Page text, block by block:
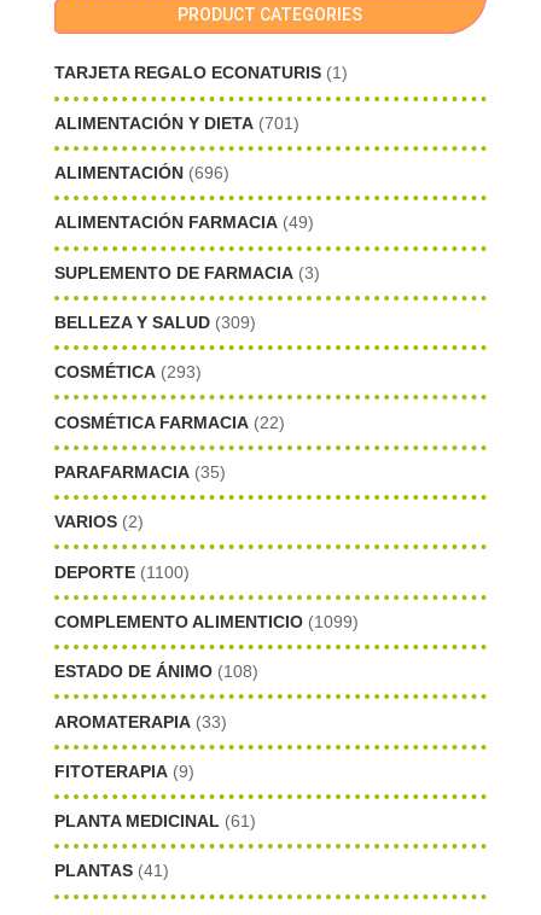
PRODUCT CATEGORIES
TARJETA REGALO ECONATURIS (1)
ALIMENTACIÓN Y DIETA (701)
ALIMENTACIÓN (696)
ALIMENTACIÓN FARMACIA (49)
SUPLEMENTO DE FARMACIA (3)
BELLEZA Y SALUD (309)
COSMÉTICA (293)
COSMÉTICA FARMACIA (22)
PARAFARMACIA (35)
VARIOS (2)
DEPORTE (1100)
COMPLEMENTO ALIMENTICIO (1099)
ESTADO DE ÁNIMO (108)
AROMATERAPIA (33)
FITOTERAPIA (9)
PLANTA MEDICINAL (61)
PLANTAS (41)